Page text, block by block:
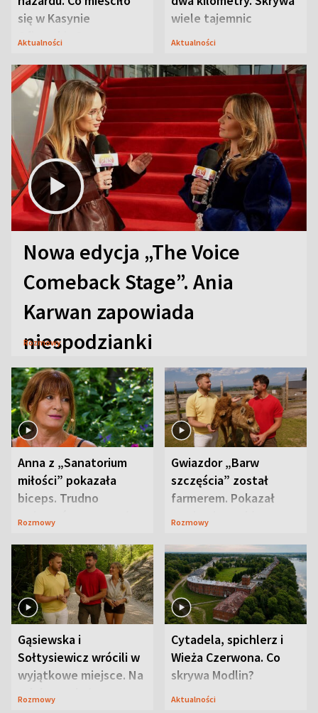
się w Kasynie
Oficerskim?
Aktualności
wiele tajemnic
Aktualności
Nowa edycja „The Voice
Comeback Stage”. Ania
Karwan zapowiada
niespodzianki
Rozmowy
Anna z „Sanatorium
miłości” pokazała
biceps. Trudno
uwierzyć, co przeszła
Rozmowy
Gwiazdor „Barw
szczęścia” został
farmerem. Pokazał
swoje niezwykłe
Rozmowy
Gąsiewska i
Sołtysiewicz wrócili w
wyjątkowe miejsce. Na
szlaku czekał
Rozmowy
Cytadela, spichlerz i
Wieża Czerwona. Co
skrywa Modlin?
Aktualności